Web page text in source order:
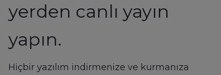
yerden canlı yayın
yapın.
Hiçbir yazılım indirmenize ve kurmanıza